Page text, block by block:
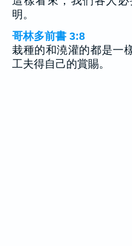
明。
哥林多前書 3:8
栽種的和澆灌的都是一
工夫得自己的賞賜。